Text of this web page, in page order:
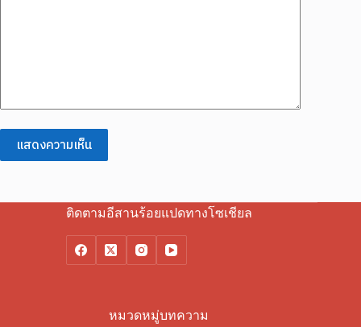
แสดงความเห็น
ติดตามอีสานร้อยแปดทางโซเชียล
หมวดหมู่บทความ